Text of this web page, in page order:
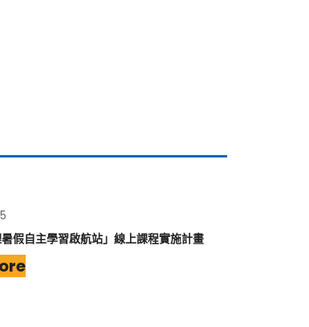
假自主學習啟航站」線上課程實施計畫